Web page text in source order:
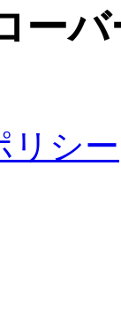
ー
リシー